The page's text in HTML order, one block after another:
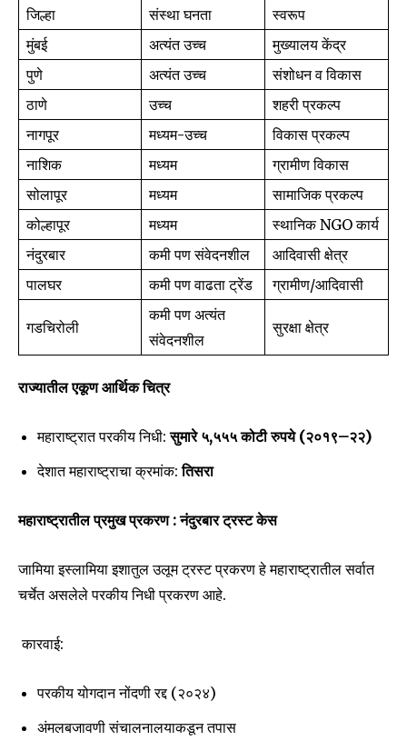
Join our community of
SUBSCRIBERS and be part of the
conversation.
To subscribe, simply enter your email address on our website
your privacy and won't spam your inbox. Your information is
safe with us.
SUBSCRIBE
6,300 32,111
जिल्हा संस्था घनता
स्वरूप
मुंबई
अत्यंत उच्च
मुख्यालय केंद्र
पुणे
अत्यंत उच्च
संशोधन व विकास
ठाणे
उच्च
शहरी प्रकल्प
नागपूर
मध्यम-उच्च
विकास प्रकल्प
नाशिक
मध्यम
ग्रामीण विकास
सोलापूर
मध्यम
सामाजिक प्रकल्प
कोल्हापूर
मध्यम
स्थानिक NGO कार्य
नंदुरबार
कमी पण संवेदनशील
आदिवासी क्षेत्र
पालघर
कमी पण वाढता ट्रेंड ग्रामीण/आदिवासी
गडचिरोली
कमी पण अत्यंत
संवेदनशील
सुरक्षा क्षेत्र
राज्यातील एकूण आर्थिक चित्र
महाराष्ट्रात परकीय निधी:सुमारे ५,५५५कोटीरुपये (२०१९–२२)
देशात महाराष्ट्राचा क्रमांक:तिसरा
महाराष्ट्रातील प्रमुख प्रकरण : नंदुरबार ट्रस्ट केस
जामिया इस्लामिया इशातुल उलूम ट्रस्ट प्रकरण हे महाराष्ट्रातील सर्वात
चर्चेत असलेले परकीय निधी प्रकरण आहे.
कारवाई:
परकीय योगदान नोंदणी रद्द (२०२४)
अंमलबजावणी संचालनालयाकडून तपास